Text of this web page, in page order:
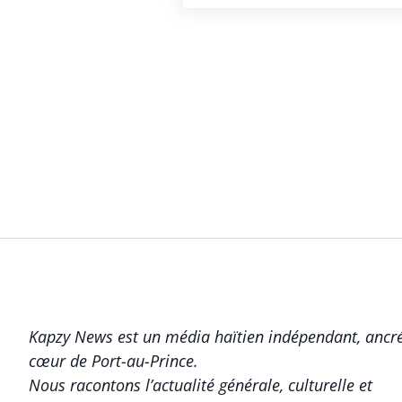
Kapzy News est un média haïtien indépendant,
cœur de Port-au-Prince.
Nous racontons l’actualité générale, culturelle et